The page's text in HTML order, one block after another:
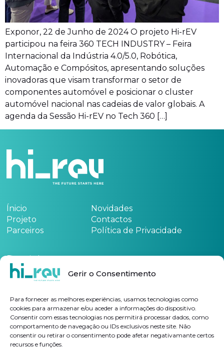
Gerir o Consentimento
Para fornecer as melhores experiências, usamos tecnologias como
cookies para armazenar e/ou aceder a informações do dispositivo.
Consentir com essas tecnologias nos permitirá processar dados, como
comportamento de navegação ou IDs exclusivos neste site. Não
consentir ou retirar o consentimento pode afetar negativamante certos
recursos e funções.
Exponor, 22 de Junho de 2024 O projeto Hi-rEV
participou na feira 360 TECH INDUSTRY – Feira
Internacional da Indústria 4.0/5.0, Robótica,
Automação e Compósitos, apresentando soluções
inovadoras que visam transformar o setor de
componentes automóvel e posicionar o cluster
automóvel nacional nas cadeias de valor globais. A
agenda da Sessão Hi-rEV no Tech 360 […]
Ínicio
Projeto
Parceiros
Novidades
Contactos
Política de Privacidade
Financiado por:
Subscrever Newsletter